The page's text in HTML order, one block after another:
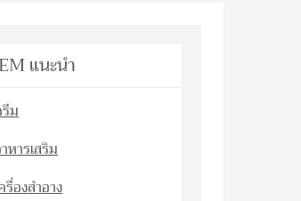
แนะนำ
ม
หารเสริม
รื่องสำอาง